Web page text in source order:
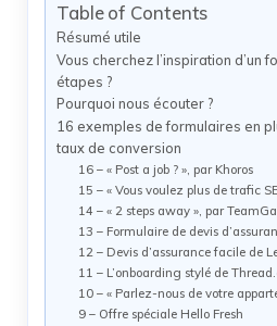
Table of Contents
Résumé utile
Vous cherchez l’inspiration d’un
étapes ?
Pourquoi nous écouter ?
16 exemples de formulaires en
taux de conversion
16 – « Post a job ? », par Khoros
15 – « Vous voulez plus de trafic
14 – « 2 steps away », par
13 – Formulaire de devis
12 – Devis d’assurance facile de
11 – L’onboarding stylé de
10 – « Parlez-nous de votre
9 – Offre spéciale Hello Fresh